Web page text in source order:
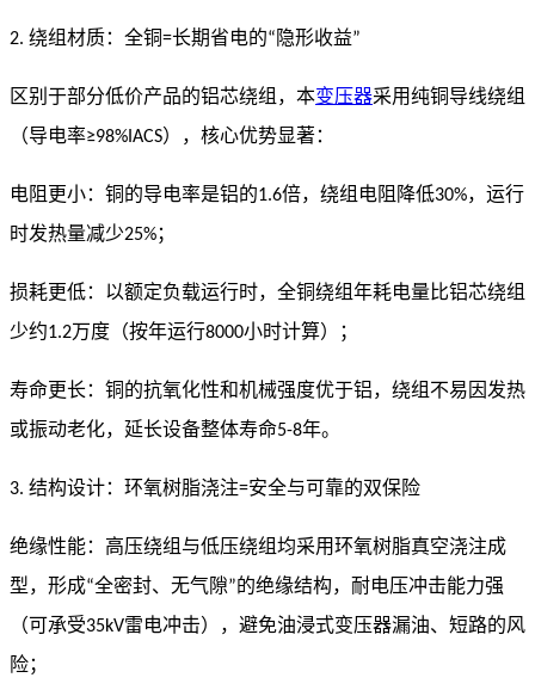
2. 绕组材质：全铜=长期省电的“ 隐形收益”
区别于部分低价产品的铝芯绕组，本变压器采用纯铜导线绕组
（导电率≥98%IACS），核心优势显著：
电阻更小：铜的导电率是铝的1.6倍，绕组电阻降低30%，运行
时发热量减少25%；
损耗更低：以额定负载运行时，全铜绕组年耗电量比铝芯绕组
少约1.2万度（按年运行8000小时计算）；
寿命更长：铜的抗氧化性和机械强度优于铝，绕组不易因发热
或振动老化，延长设备整体寿命5-8年。
3. 结构设计：环氧树脂浇注=安全与可靠的双保险
绝缘性能：高压绕组与低压绕组均采用环氧树脂真空浇注成
型，形成“全密封、无气隙”的绝缘结构，耐电压冲击能力强
（可承受35kV雷电冲击），避免油浸式变压器漏油、短路的风
险；